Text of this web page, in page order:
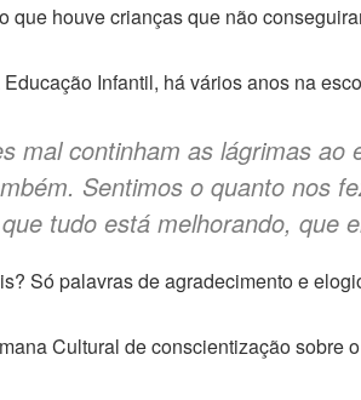
que houve crianças que não
Infantil, há vários anos na
mal continham as lágrimas
Sentimos o quanto nos
tudo está melhorando, que
Só palavras de agradecimento e
Cultural de conscientização sobre